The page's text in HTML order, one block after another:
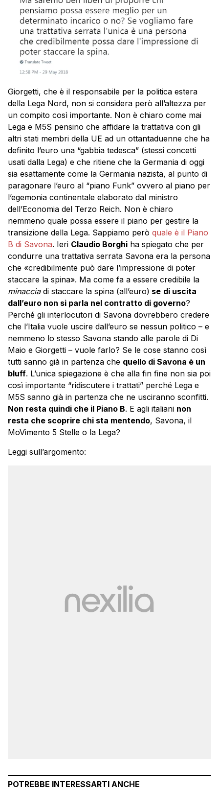
Giorgetti, che è il responsabile per la politica estera
della Lega Nord, non si considera però all’altezza per
un compito così importante. Non è chiaro come mai
Lega e M5S pensino che affidare la trattativa con gli
altri stati membri della UE ad un ottantaduenne che ha
definito l’euro una “gabbia tedesca” (stessi concetti
usati dalla Lega) e che ritiene che la Germania di oggi
sia esattamente come la Germania nazista, al punto di
paragonare l’euro al “piano Funk” ovvero al piano per
l’egemonia continentale elaborato dal ministro
dell’Economia del Terzo Reich. Non è chiaro
nemmeno quale possa essere il piano per gestire la
transizione della Lega. Sappiamo però quale è il Piano
B di Savona. Ieri Claudio Borghi ha spiegato che per
condurre una trattativa serrata Savona era la persona
che «credibilmente può dare l’impressione di poter
staccare la spina». Ma come fa a essere credibile la
minacciadi staccare la spina (all’euro) se di uscita
dall’euro non si parla nel contratto di governo?
Perché gli interlocutori di Savona dovrebbero credere
che l’Italia vuole uscire dall’euro se nessun politico – e
nemmeno lo stesso Savona stando alle parole di Di
Maio e Giorgetti – vuole farlo? Se le cose stanno così
tutti sanno già in partenza che quello di Savona è un
bluff. L’unica spiegazione è che alla fin fine non sia poi
così importante “ridiscutere i trattati” perché Lega e
M5S sanno già in partenza che ne usciranno sconfitti.
Non resta quindi che il Piano B. E agli italiani non
resta che scoprire chi sta mentendo, Savona, il
MoVimento 5 Stelle o la Lega?
Leggi sull’argomento:
POTREBBE INTERESSARTI ANCHE